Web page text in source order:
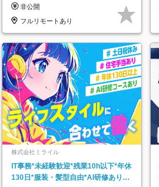
託
非公開
フルリモートあり
株式会社ミライル
IT事務*未経験歓迎*残業10h以下*年休
130日*服装・髪型自由*AI研修あり*